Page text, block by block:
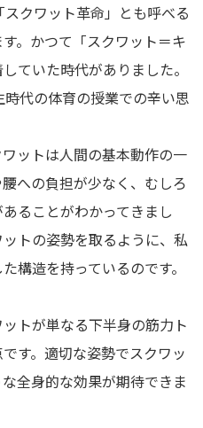
クワット革命」とも呼べる
。かつて「スクワット＝キ
ていた時代がありました。
代の体育の授業での辛い思
ットは人間の基本動作の一
への負担が少なく、むしろ
ることがわかってきまし
トの姿勢を取るように、私
構造を持っているのです。
トが単なる下半身の筋力ト
す。適切な姿勢でスクワッ
全身的な効果が期待できま